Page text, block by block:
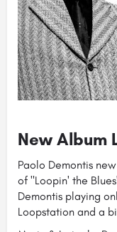
New Album
Paolo Demontis
of "Loopin' the
Demontis playing
Loopstation and a